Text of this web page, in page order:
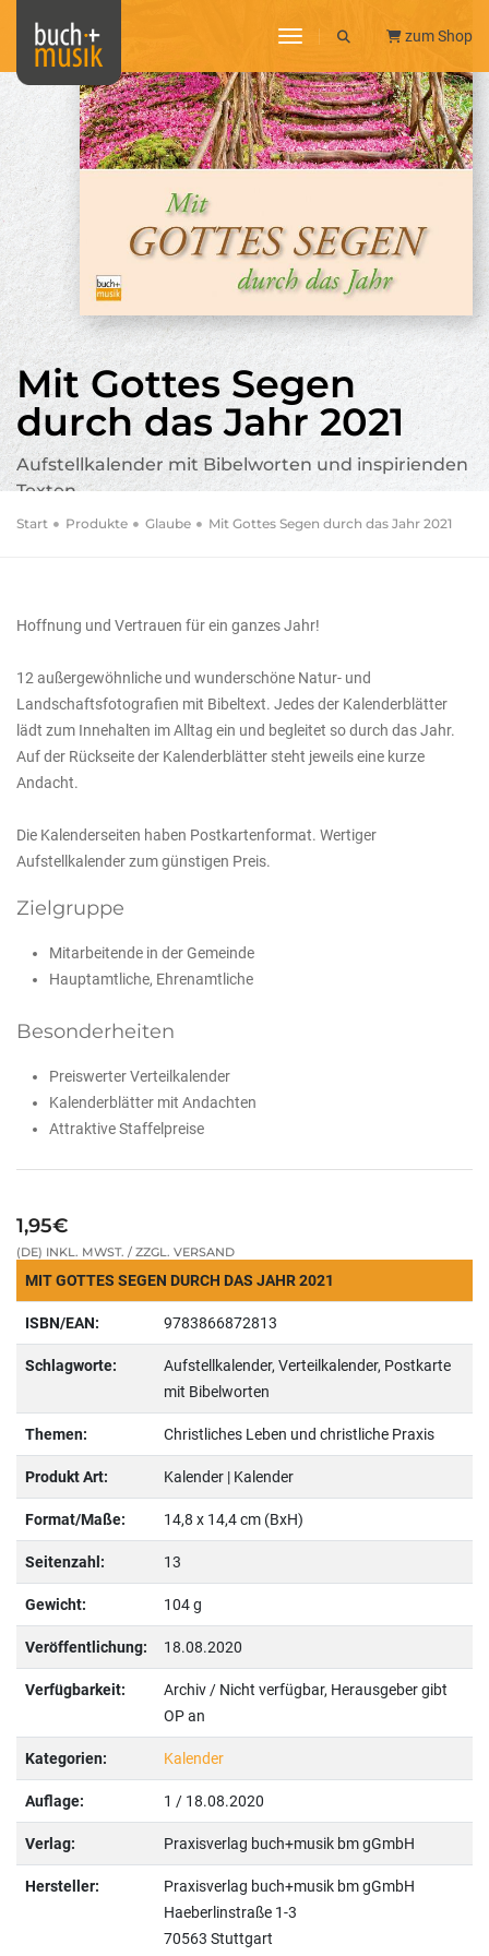
toggle navigation
zum Shop
Mit Gottes Segen
durch das Jahr 2021
Aufstellkalender mit Bibelworten und inspirienden
Texten
Start Produkte Glaube Mit Gottes Segen durch das Jahr 2021
Hoffnung und Vertrauen für ein ganzes Jahr!
12 außergewöhnliche und wunderschöne Natur- und
Landschaftsfotografien mit Bibeltext. Jedes der Kalenderblätter
lädt zum Innehalten im Alltag ein und begleitet so durch das Jahr.
Auf der Rückseite der Kalenderblätter steht jeweils eine kurze
Andacht.
Die Kalenderseiten haben Postkartenformat. Wertiger
Aufstellkalender zum günstigen Preis.
Zielgruppe
Mitarbeitende in der Gemeinde
Hauptamtliche, Ehrenamtliche
Besonderheiten
Preiswerter Verteilkalender
Kalenderblätter mit Andachten
Attraktive Staffelpreise
1,95€
(DE) INKL. MWST. / ZZGL. VERSAND
MIT GOTTES SEGEN DURCH DAS JAHR 2021
ISBN/EAN: 9783866872813
Schlagworte:
Aufstellkalender, Verteilkalender, Postkarte
mit Bibelworten
Themen: Christliches Leben und christliche Praxis
Produkt Art: Kalender | Kalender
Format/Maße: 14,8 x 14,4 cm (BxH)
Seitenzahl: 13
Gewicht: 104 g
Veröffentlichung: 18.08.2020
Verfügbarkeit:
Archiv / Nicht verfügbar, Herausgeber gibt
OP an
Kategorien: Kalender
Auflage: 1 / 18.08.2020
Verlag: Praxisverlag buch+musik bm gGmbH
Hersteller:
Praxisverlag buch+musik bm gGmbH
Haeberlinstraße 1-3
70563 Stuttgart